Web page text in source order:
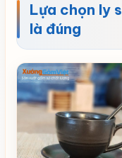
Lựa chọn ly
là đúng